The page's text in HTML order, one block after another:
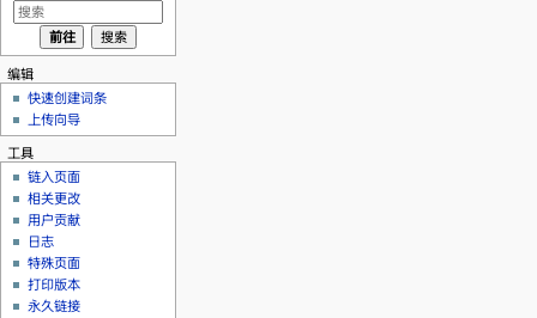
编辑
快速创建词条
上传向导
工具
链入页面
相关更改
用户贡献
日志
特殊页面
打印版本
永久链接